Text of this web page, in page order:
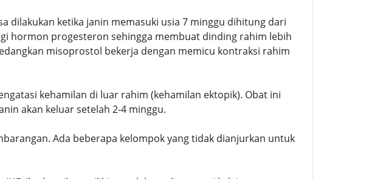
dilakukan ketika janin memasuki usia 7 minggu dihitung dari
hormon progesteron sehingga membuat dinding rahim lebih
misoprostol bekerja dengan memicu kontraksi rahim
kehamilan di luar rahim (kehamilan ektopik). Obat ini
akan keluar setelah 2-4 minggu.
Ada beberapa kelompok yang tidak dianjurkan untuk